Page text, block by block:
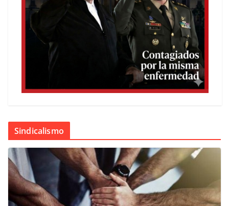
Sindicalismo